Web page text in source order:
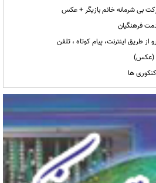
بی شرمانه خانم بازیگر + عکس
طریق اینترنت، پیام کوتاه ، تلفن
(عکس)
ها